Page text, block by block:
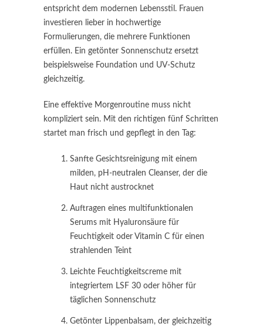
entspricht dem modernen Lebensstil. Frauen
investieren lieber in hochwertige
Formulierungen, die mehrere Funktionen
erfüllen. Ein getönter Sonnenschutz ersetzt
beispielsweise Foundation und UV-Schutz
gleichzeitig.
Eine effektive Morgenroutine muss nicht
kompliziert sein. Mit den richtigen fünf Schritten
startet man frisch und gepflegt in den Tag:
Sanfte Gesichtsreinigung mit einem
milden, pH-neutralen Cleanser, der die
Haut nicht austrocknet
Auftragen eines multifunktionalen
Serums mit Hyaluronsäure für
Feuchtigkeit oder Vitamin C für einen
strahlenden Teint
Leichte Feuchtigkeitscreme mit
integriertem LSF 30 oder höher für
täglichen Sonnenschutz
Getönter Lippenbalsam, der gleichzeitig